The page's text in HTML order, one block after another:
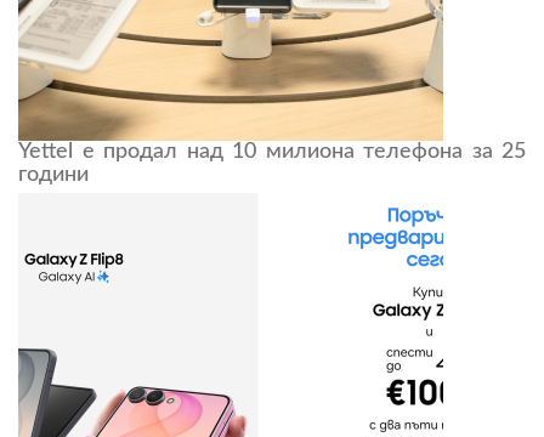
Yettel е продал над 10 милиона телефона за 25
години